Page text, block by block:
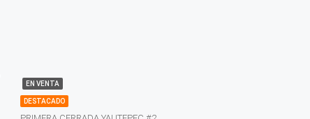
EN VENTA
DESTACADO